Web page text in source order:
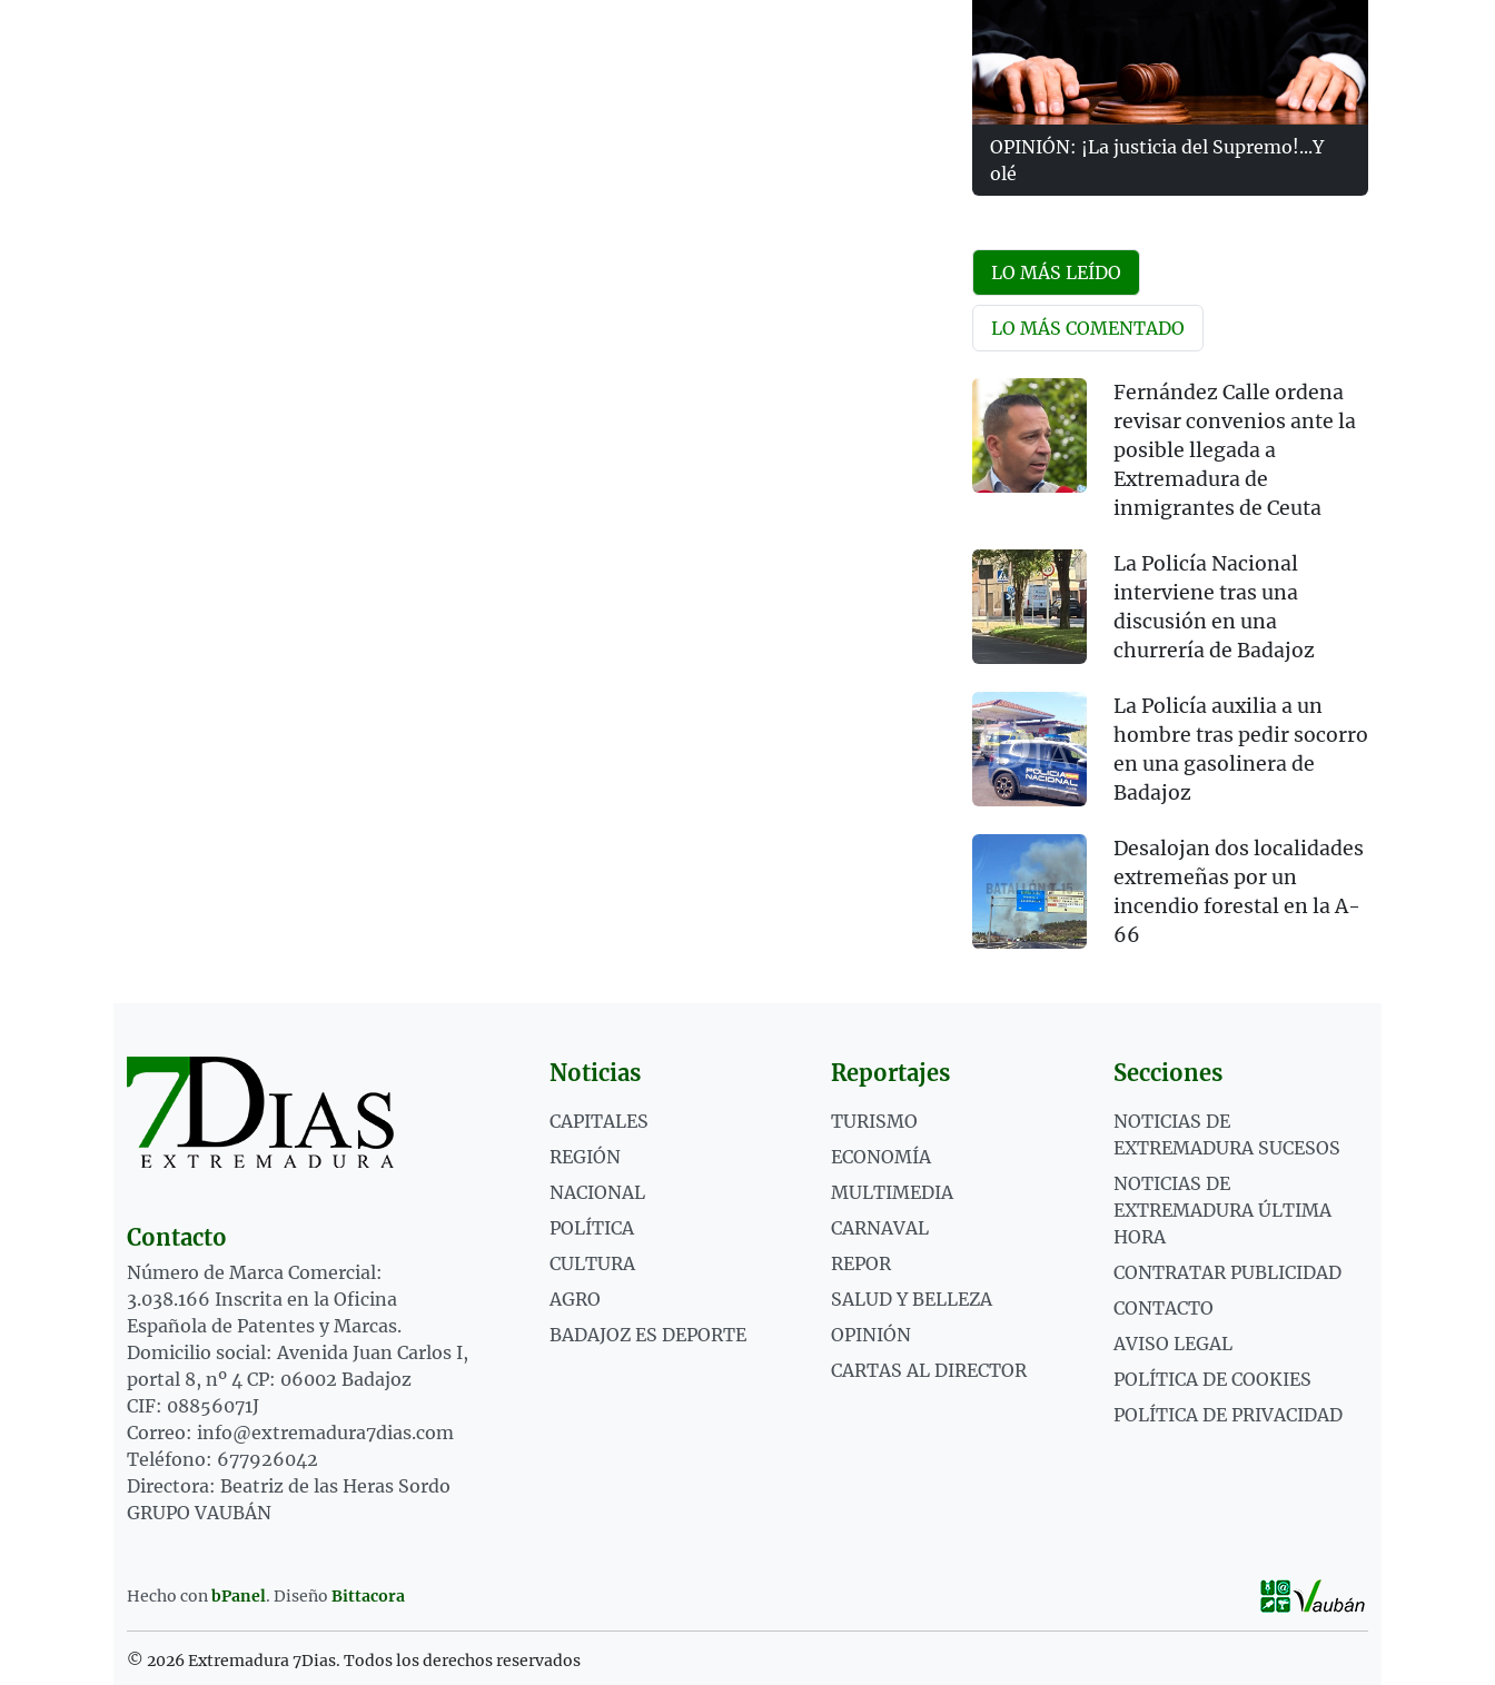
OPINIÓN: ¡La justicia del Supremo!...Y
olé
LO MÁS LEÍDO
LO MÁS COMENTADO
Fernández Calle ordena
revisar convenios ante la
posible llegada a
Extremadura de
inmigrantes de Ceuta
La Policía Nacional
interviene tras una
discusión en una
churrería de Badajoz
La Policía auxilia a un
hombre tras pedir socorro
en una gasolinera de
Badajoz
Desalojan dos localidades
extremeñas por un
incendio forestal en la A-
66
Contacto
Número de Marca Comercial:
3.038.166 Inscrita en la Oficina
Española de Patentes y Marcas.
Domicilio social: Avenida Juan Carlos I,
portal 8, nº 4 CP: 06002 Badajoz
CIF: 08856071J
Correo: info@extremadura7dias.com
Teléfono: 677926042
Directora: Beatriz de las Heras Sordo
GRUPO VAUBÁN
Noticias
CAPITALES
REGIÓN
NACIONAL
POLÍTICA
CULTURA
AGRO
BADAJOZ ES DEPORTE
Reportajes
TURISMO
ECONOMÍA
MULTIMEDIA
CARNAVAL
REPOR
SALUD Y BELLEZA
OPINIÓN
CARTAS AL DIRECTOR
Secciones
NOTICIAS DE
EXTREMADURA SUCESOS
NOTICIAS DE
EXTREMADURA ÚLTIMA
HORA
CONTRATAR PUBLICIDAD
CONTACTO
AVISO LEGAL
POLÍTICA DE COOKIES
POLÍTICA DE PRIVACIDAD
Hecho con bPanel. Diseño Bittacora
© 2026 Extremadura 7Dias. Todos los derechos reservados